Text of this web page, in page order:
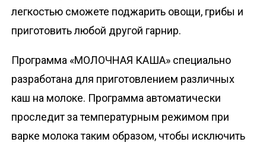
легкостью сможете поджарить овощи, грибы и
приготовить любой другой гарнир.
Программа «МОЛОЧНАЯ КАША» специально
разработана для приготовлением различных
каш на молоке. Программа автоматически
проследит за температурным режимом при
варке молока таким образом, чтобы исключить